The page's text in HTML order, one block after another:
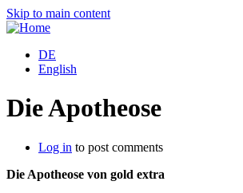
Skip to main content
DE
English
Die Apotheose
Log in to post comments
Die Apotheose von gold extra